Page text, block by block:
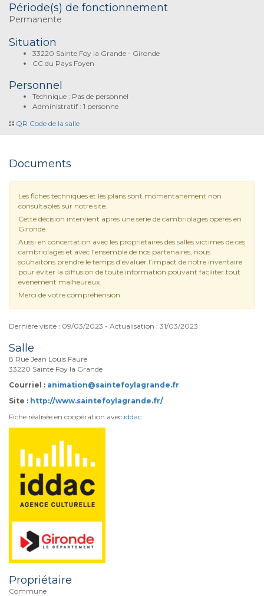
Période(s) de fonctionnement
Permanente
Situation
33220 Sainte Foy la Grande - Gironde
CC du Pays Foyen
Personnel
Technique : Pas de personnel
Administratif : 1 personne
QR Code de la salle
Documents
Les fiches techniques et les plans sont momentanément non
consultables sur notre site.
Cette décision intervient après une série de cambriolages opérés en
Gironde.
Aussi en concertation avec les propriétaires des salles victimes de ces
cambriolages et avec l’ensemble de nos partenaires, nous
souhaitons prendre le temps d’évaluer l’impact de notre inventaire
pour éviter la diffusion de toute information pouvant faciliter tout
évènement malheureux.
Merci de votre compréhension.
Dernière visite : 09/03/2023 - Actualisation : 31/03/2023
Salle
8 Rue Jean Louis Faure
33220 Sainte Foy la Grande
Courriel : animation@saintefoylagrande.fr
Site : http://www.saintefoylagrande.fr/
Fiche réalisée en coopération avec iddac
Propriétaire
Commune